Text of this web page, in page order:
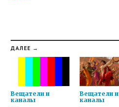
ДАЛЕЕ →
Вещатели и
каналы
Вещатели и
каналы